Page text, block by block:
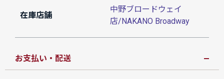
在庫店舗
中野ブロードウェイ
店/NAKANO Broadway
お支払い・配送